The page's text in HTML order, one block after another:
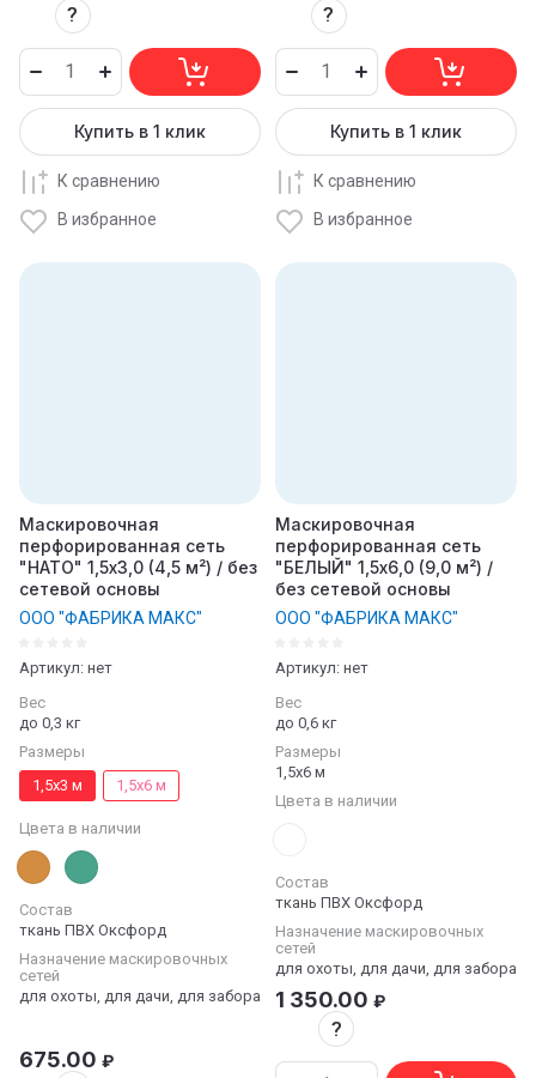
?
Купить в 1 клик
К сравнению
В избранное
?
Купить в 1 клик
К сравнению
В избранное
Маскировочная
перфорированная сеть
"НАТО" 1,5х3,0 (4,5 м²) / без
сетевой основы
ООО "ФАБРИКА МАКС"
Артикул: нет
Вес
до 0,3 кг
Размеры
1,5х3 м
1,5х6 м
Цвета в наличии
Состав
ткань ПВХ Оксфорд
Назначение маскировочных
сетей
для охоты, для дачи, для забора
675.00 ₽
Маскировочная
перфорированная сеть
"БЕЛЫЙ" 1,5х6,0 (9,0 м²) /
без сетевой основы
ООО "ФАБРИКА МАКС"
Артикул: нет
Вес
до 0,6 кг
Размеры
1,5х6 м
Цвета в наличии
Состав
ткань ПВХ Оксфорд
Назначение маскировочных
сетей
для охоты, для дачи, для забора
1 350.00 ₽
?